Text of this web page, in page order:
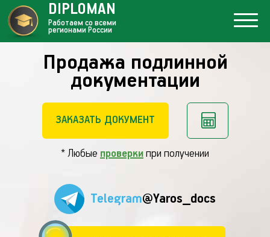
Продажа подлинной
документации
ЗАКАЗАТЬ ДОКУМЕНТ
* Любые проверки при получении
Telegram@Yaros_docs
DIPLOMAN
Работаем со всеми
регионами России